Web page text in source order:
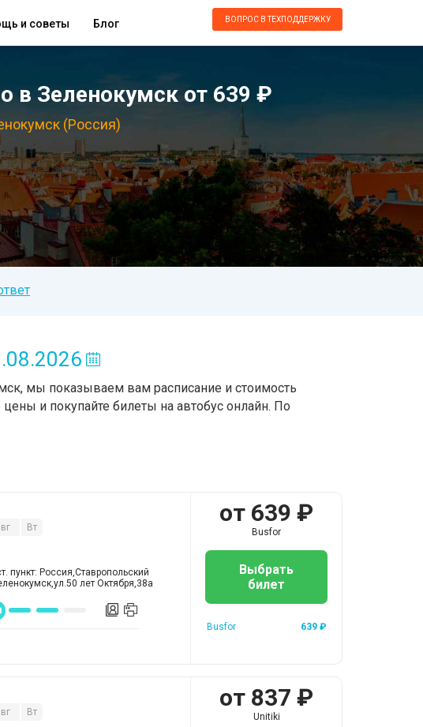
и советы Блог ВОПРОС В ТЕХПОДДЕРЖКУ
в Зеленокумск от 639 ₽
(Россия)
мы показываем вам расписание и стоимость
и покупайте билеты на автобус онлайн. По
Вт
пункт: Россия,Ставропольский
лет Октября,38а
от 639 ₽
Busfor
Выбрать
билет
Busfor 639 ₽
Вт
от 837 ₽
Unitiki